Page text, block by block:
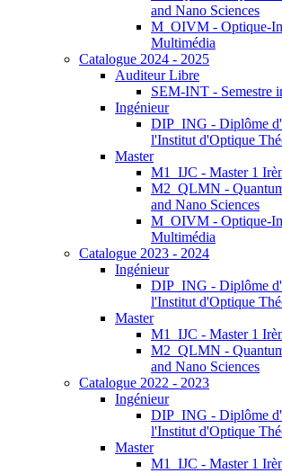
and Nano Sciences
M_OIVM - Optique-
Multimédia
Catalogue 2024 - 2025
Auditeur Libre
SEM-INT - Semestre
Ingénieur
DIP_ING - Diplôme
l'Institut d'Optique
Master
M1_IJC - Master 1
M2_QLMN -
and Nano Sciences
M_OIVM - Optique-
Multimédia
Catalogue 2023 - 2024
Ingénieur
DIP_ING - Diplôme
l'Institut d'Optique
Master
M1_IJC - Master 1
M2_QLMN -
and Nano Sciences
Catalogue 2022 - 2023
Ingénieur
DIP_ING - Diplôme
l'Institut d'Optique
Master
M1_IJC - Master 1